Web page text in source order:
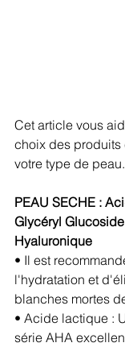
Cet article vous
choix des produits
votre type de peau.
PEAU SECHE :
Glycéryl
Hyaluronique
• Il est
l'hydratation et
blanches mortes
• Acide lactique :
série AHA